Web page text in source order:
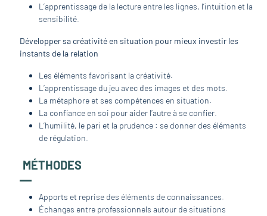
L’apprentissage de la lecture entre les lignes, l’intuition et la
sensibilité.
Développer sa créativité en situation pour mieux investir les
instants de la relation
Les éléments favorisant la créativité.
L’apprentissage du jeu avec des images et des mots.
La métaphore et ses compétences en situation.
La confiance en soi pour aider l’autre à se confier.
L’humilité, le pari et la prudence : se donner des éléments
de régulation.
MÉTHODES
Apports et reprise des éléments de connaissances.
Échanges entre professionnels autour de situations